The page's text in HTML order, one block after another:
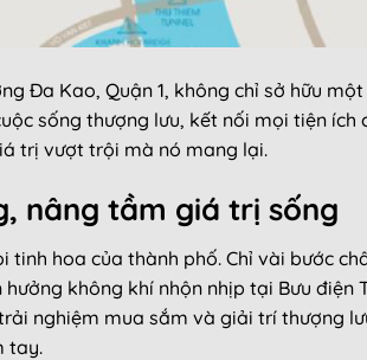
Đa Kao, Quận 1, không chỉ sở hữu
sống thượng lưu, kết nối mọi tiện ích
trị vượt trội mà nó mang lại.
nâng tầm giá trị sống
hoa của thành phố. Chỉ vài bước
không khí nhộn nhịp tại Bưu điện
nghiệm mua sắm và giải trí thượng
tay.